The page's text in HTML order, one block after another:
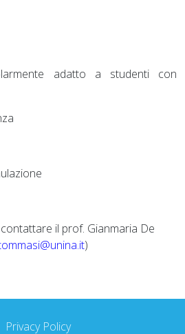
adatto a studenti con
il prof. Gianmaria De
)
Privacy Policy